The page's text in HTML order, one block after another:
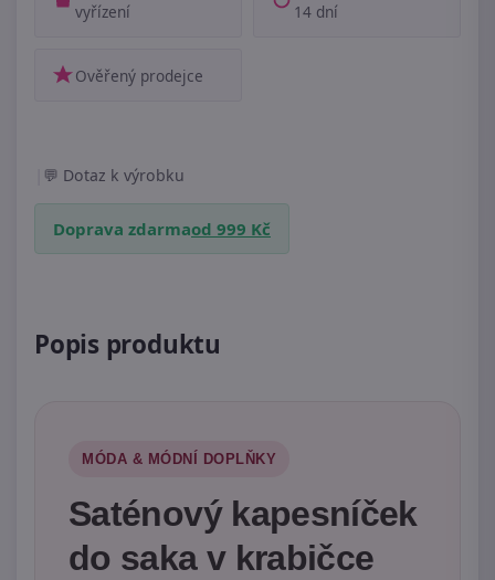
vyřízení
14 dní
Ověřený prodejce
Dotaz k výrobku
Doprava zdarmaod 999 Kč
Popis produktu
MÓDA & MÓDNÍ DOPLŇKY
Saténový kapesníček
do saka v krabičce